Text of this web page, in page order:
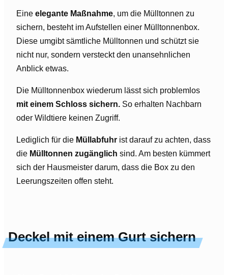
Eine elegante Maßnahme, um die Mülltonnen zu
sichern, besteht im Aufstellen einer Mülltonnenbox.
Diese umgibt sämtliche Mülltonnen und schützt sie
nicht nur, sondern versteckt den unansehnlichen
Anblick etwas.
Die Mülltonnenbox wiederum lässt sich problemlos
mit einem Schloss sichern. So erhalten Nachbarn
oder Wildtiere keinen Zugriff.
Lediglich für die Müllabfuhr ist darauf zu achten, dass
die Mülltonnen zugänglich sind. Am besten kümmert
sich der Hausmeister darum, dass die Box zu den
Leerungszeiten offen steht.
Deckel mit einem Gurt sichern